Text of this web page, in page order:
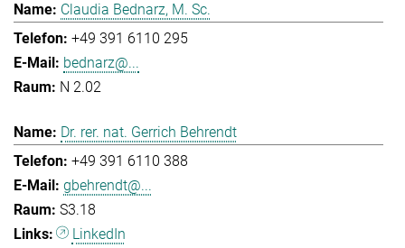
Claudia Bednarz, M. Sc.
+49 391 6110 295
bednarz@...
N 2.02
Dr. rer. nat. Gerrich Behrendt
+49 391 6110 388
gbehrendt@...
S3.18
LinkedIn